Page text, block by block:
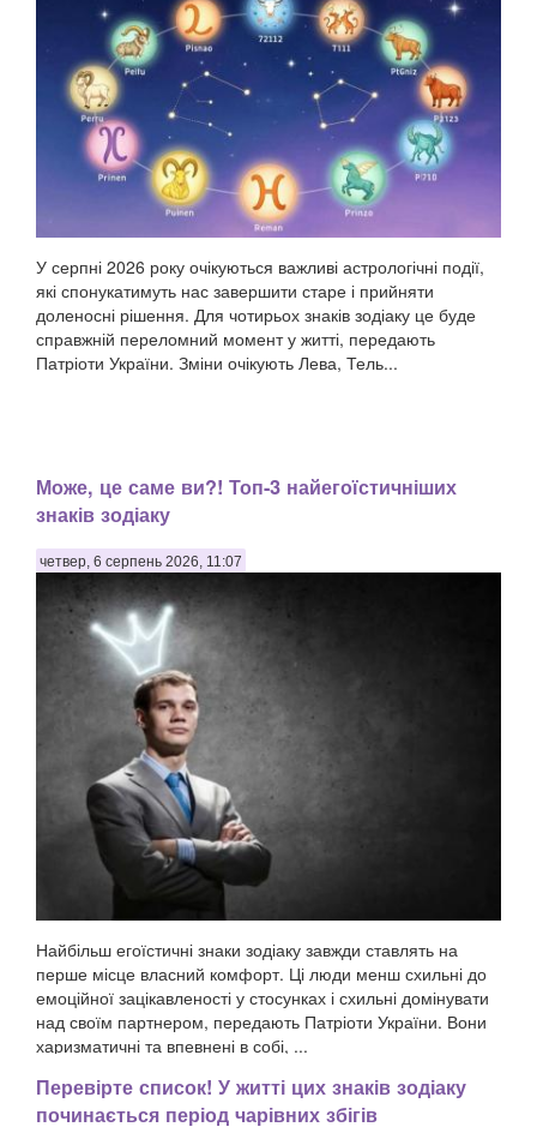
У серпні 2026 року очікуються важливі астрологічні події,
які спонукатимуть нас завершити старе і прийняти
доленосні рішення. Для чотирьох знаків зодіаку це буде
справжній переломний момент у житті, передають
Патріоти України. Зміни очікують Лева, Тель...
Може, це саме ви?! Топ-3 найегоїстичніших
знаків зодіаку
четвер, 6 серпень 2026, 11:07
Найбільш егоїстичні знаки зодіаку завжди ставлять на
перше місце власний комфорт. Ці люди менш схильні до
емоційної зацікавленості у стосунках і схильні домінувати
над своїм партнером, передають Патріоти України. Вони
харизматичні та впевнені в собі, ...
Перевірте список! У житті цих знаків зодіаку
починається період чарівних збігів